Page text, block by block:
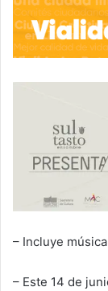
– Incluye
– Este 14 de